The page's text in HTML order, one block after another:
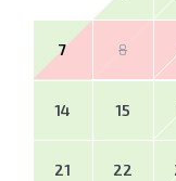
7 8
14 15
21 22